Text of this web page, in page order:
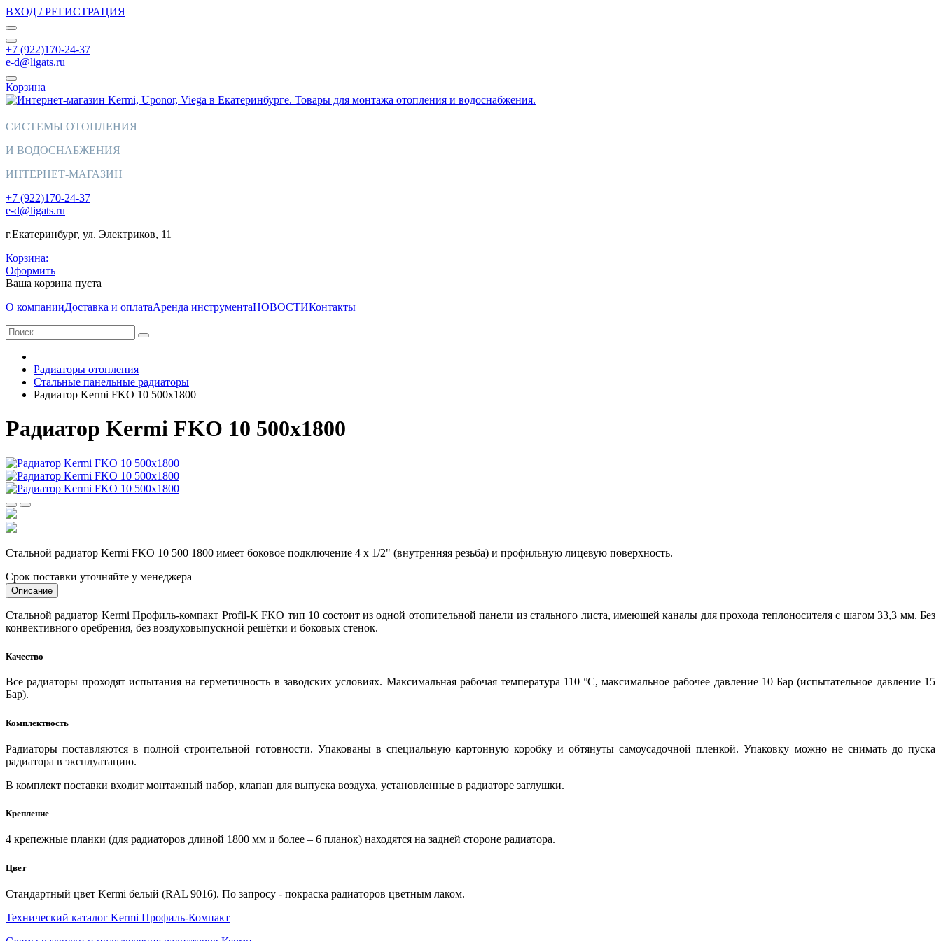
ВХОД / РЕГИСТРАЦИЯ
+7 (922)170-24-37
e-d@ligats.ru
Корзина
СИСТЕМЫ ОТОПЛЕНИЯ
И ВОДОСНАБЖЕНИЯ
ИНТЕРНЕТ-МАГАЗИН
+7 (922)170-24-37
e-d@ligats.ru
г.Екатеринбург, ул. Электриков, 11
Корзина:
Оформить
Ваша корзина пуста
О компанииДоставка и оплатаАренда инструментаНОВОСТИКонтакты
Радиаторы отопления
Стальные панельные радиаторы
Радиатор Kermi FKO 10 500x1800
Радиатор Kermi FKO 10 500x1800
Стальной радиатор Kermi FKO 10 500 1800 имеет боковое подключение 4 х 1/2" (внутренняя резьба) и профильную лицевую поверхность.
Срок поставки уточняйте у менеджера
Описание
Стальной радиатор Kermi Профиль-компакт Profil-K FKO тип 10 состоит из одной отопительной панели из стального листа, имеющей каналы для прохода теплоносителя с шагом 33,3 мм. Без
конвективного оребрения, без воздуховыпускной решётки и боковых стенок.
Качество
Все радиаторы проходят испытания на герметичность в заводских условиях. Максимальная рабочая температура 110 ºС, максимальное рабочее давление 10 Бар (испытательное давление 15
Бар).
Комплектность
Радиаторы поставляются в полной строительной готовности. Упакованы в специальную картонную коробку и обтянуты самоусадочной пленкой. Упаковку можно не снимать до пуска
радиатора в эксплуатацию.
В комплект поставки входит монтажный набор, клапан для выпуска воздуха, установленные в радиаторе заглушки.
Крепление
4 крепежные планки (для радиаторов длиной 1800 мм и более – 6 планок) находятся на задней стороне радиатора.
Цвет
Стандартный цвет Kermi белый (RAL 9016). По запросу - покраска радиаторов цветным лаком.
Технический каталог Kermi Профиль-Компакт